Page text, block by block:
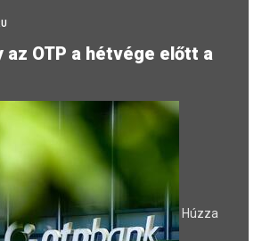
az OTP a hétvége előtt a
Húzza